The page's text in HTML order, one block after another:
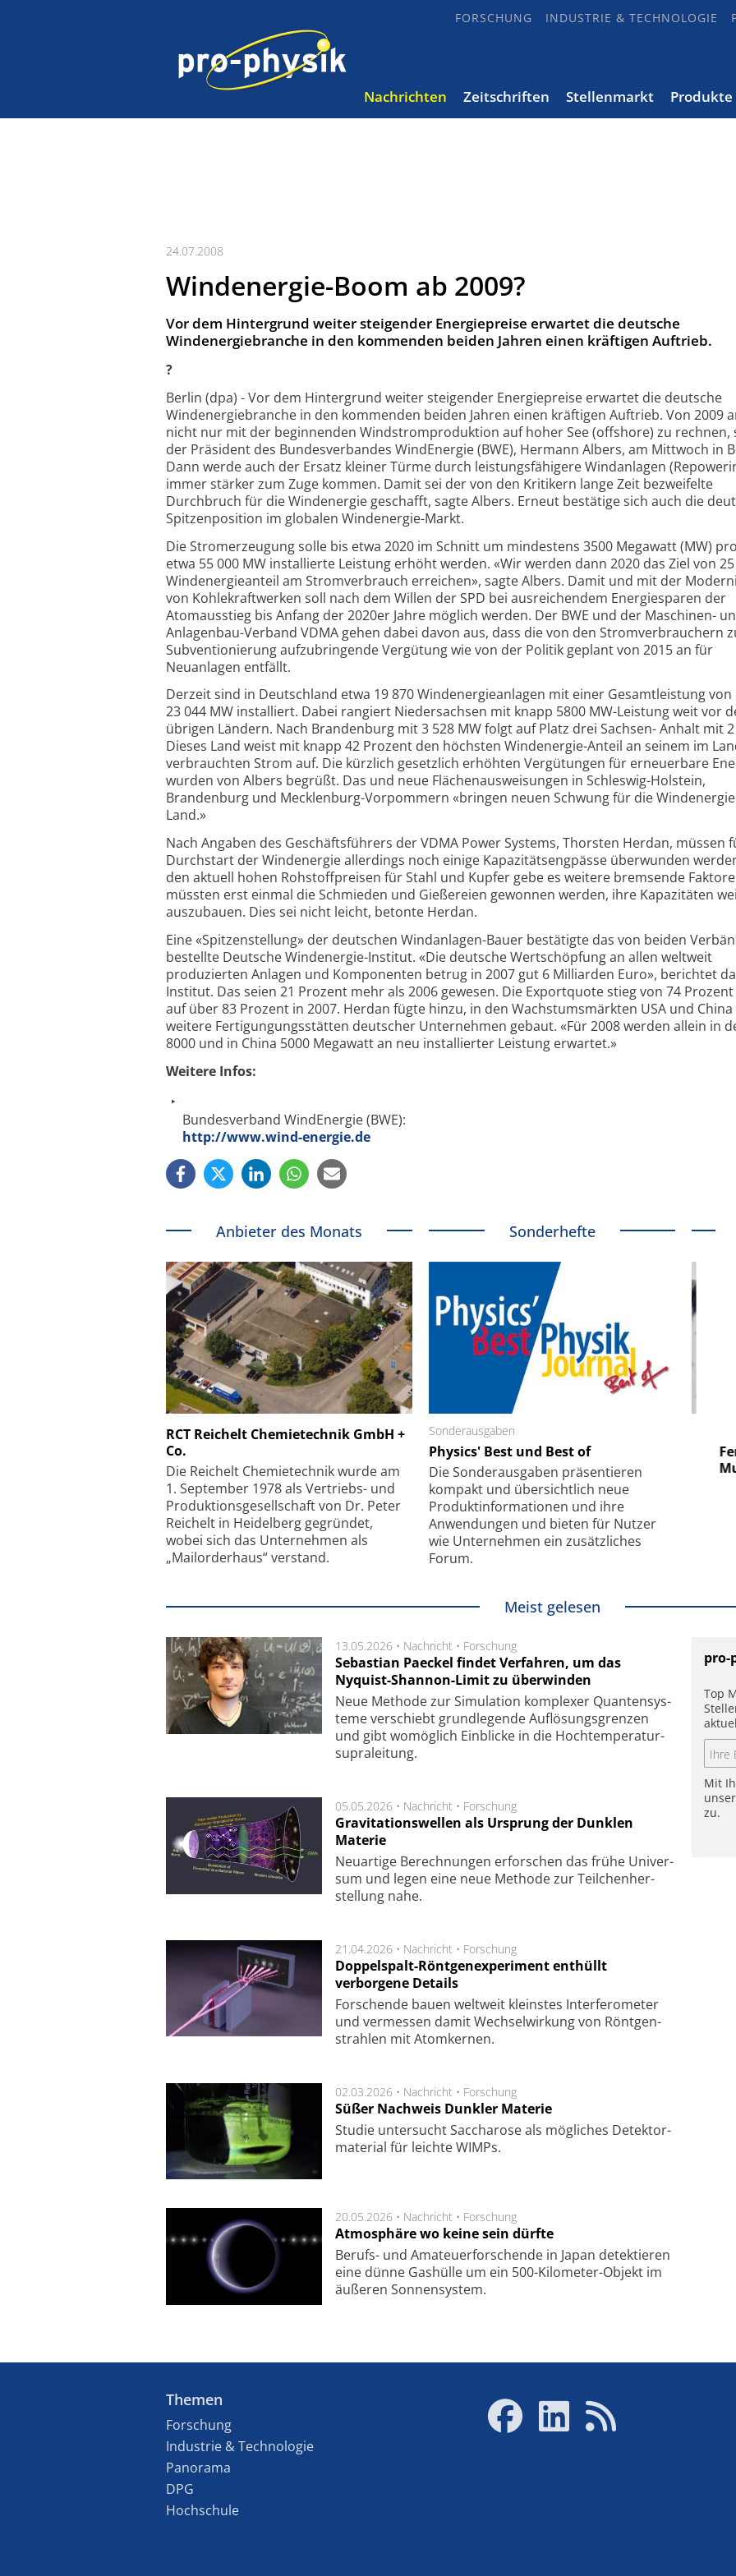
FORSCHUNG INDUSTRIE & TECHNOLOGIE
Nachrichten Zeitschriften Stellenmarkt Produkte
24.07.2008
Windenergie-Boom ab 2009?
Vor dem Hintergrund weiter steigender Energiepreise erwartet die deutsche
Windenergiebranche in den kommenden beiden Jahren einen kräftigen Auftrieb.
?
Berlin (dpa) - Vor dem Hintergrund weiter steigender Energiepreise erwartet die deutsche
Windenergiebranche in den kommenden beiden Jahren einen kräftigen Auftrieb. Von 2009
nicht nur mit der beginnenden Windstromproduktion auf hoher See (offshore) zu rechnen,
der Präsident des Bundesverbandes WindEnergie (BWE), Hermann Albers, am Mittwoch in
Dann werde auch der Ersatz kleiner Türme durch leistungsfähigere Windanlagen
immer stärker zum Zuge kommen. Damit sei der von den Kritikern lange Zeit bezweifelte
Durchbruch für die Windenergie geschafft, sagte Albers. Erneut bestätige sich auch die
Spitzenposition im globalen Windenergie-Markt.
Die Stromerzeugung solle bis etwa 2020 im Schnitt um mindestens 3500 Megawatt (MW)
etwa 55 000 MW installierte Leistung erhöht werden. «Wir werden dann 2020 das Ziel von
Windenergieanteil am Stromverbrauch erreichen», sagte Albers. Damit und mit der
von Kohlekraftwerken soll nach dem Willen der SPD bei ausreichendem Energiesparen der
Atomausstieg bis Anfang der 2020er Jahre möglich werden. Der BWE und der Maschinen-
Anlagenbau-Verband VDMA gehen dabei davon aus, dass die von den Stromverbrauchern
Subventionierung aufzubringende Vergütung wie von der Politik geplant von 2015 an für
Neuanlagen entfällt.
Derzeit sind in Deutschland etwa 19 870 Windenergieanlagen mit einer Gesamtleistung
23 044 MW installiert. Dabei rangiert Niedersachsen mit knapp 5800 MW-Leistung weit vor
übrigen Ländern. Nach Brandenburg mit 3 528 MW folgt auf Platz drei Sachsen- Anhalt mit 2
Dieses Land weist mit knapp 42 Prozent den höchsten Windenergie-Anteil an seinem im
verbrauchten Strom auf. Die kürzlich gesetzlich erhöhten Vergütungen für erneuerbare
wurden von Albers begrüßt. Das und neue Flächenausweisungen in Schleswig-Holstein,
Brandenburg und Mecklenburg-Vorpommern «bringen neuen Schwung für die
Land.»
Nach Angaben des Geschäftsführers der VDMA Power Systems, Thorsten Herdan, müssen
Durchstart der Windenergie allerdings noch einige Kapazitätsengpässe überwunden
den aktuell hohen Rohstoffpreisen für Stahl und Kupfer gebe es weitere bremsende
müssten erst einmal die Schmieden und Gießereien gewonnen werden, ihre Kapazitäten
auszubauen. Dies sei nicht leicht, betonte Herdan.
Eine «Spitzenstellung» der deutschen Windanlagen-Bauer bestätigte das von beiden
bestellte Deutsche Windenergie-Institut. «Die deutsche Wertschöpfung an allen weltweit
produzierten Anlagen und Komponenten betrug in 2007 gut 6 Milliarden Euro», berichtet
Institut. Das seien 21 Prozent mehr als 2006 gewesen. Die Exportquote stieg von 74
auf über 83 Prozent in 2007. Herdan fügte hinzu, in den Wachstumsmärkten USA und
weitere Fertigungungsstätten deutscher Unternehmen gebaut. «Für 2008 werden allein in
8000 und in China 5000 Megawatt an neu installierter Leistung erwartet.»
Weitere Infos:
Bundesverband WindEnergie (BWE):
http://www.wind-energie.de
Anbieter des Monats
RCT Reichelt Chemietechnik GmbH +
Co.
Die Reichelt Chemietechnik wurde am
1. September 1978 als Vertriebs- und
Produktionsgesellschaft von Dr. Peter
Reichelt in Heidelberg gegründet,
wobei sich das Unternehmen als
„Mailorderhaus“ verstand.
Sonderhefte
Sonderausgaben
Physics' Best und Best of
Die Sonder­ausgaben präsentieren
kompakt und übersichtlich neue
Produkt­informationen und ihre
Anwendungen und bieten für Nutzer
wie Unternehmen ein zusätzliches
Forum.
Schäfter + Kirchhoff GmbH
Feinfokussierungsmechanismus
Elektronenmikroskopie auf
kleinstem Raum
Meist gelesen
13.05.2026 • Nachricht • Forschung
Sebastian Paeckel findet Verfahren, um das
Nyquist-Shannon-Limit zu überwinden
Neue Methode zur Simu­la­tion kom­ple­xer Quan­ten­sys­
te­me ver­schiebt grund­le­gen­de Auf­lösungs­gren­zen
und gibt wo­mög­lich Ein­blicke in die Hoch­tempe­ra­tur­
supra­lei­tung.
05.05.2026 • Nachricht • Forschung
Gravitationswellen als Ursprung der Dunklen
Materie
Neu­artige Be­rech­nung­en er­for­schen das frü­he Uni­ver­
sum und legen eine neue Me­tho­de zur Teil­chen­her­
stel­lung nahe.
21.04.2026 • Nachricht • Forschung
Doppelspalt-Röntgenexperiment enthüllt
verborgene Details
For­schen­de bau­en welt­weit kleins­tes In­ter­fe­ro­me­ter
und ver­mes­sen da­mit Wech­sel­wir­kung von Rönt­gen­
strah­len mit Atom­ker­nen.
02.03.2026 • Nachricht • Forschung
Süßer Nachweis Dunkler Materie
Studie unter­sucht Saccha­ro­se als mög­li­ches De­tek­tor­
ma­te­rial für leich­te WIMPs.
20.05.2026 • Nachricht • Forschung
Atmosphäre wo keine sein dürfte
Berufs- und Ama­teuer­for­schen­de in Japan de­tek­tie­ren
eine dün­ne Gas­hül­le um ein 500-Kilo­meter-Objekt im
äu­ße­ren Son­nen­sys­tem.
pro-
Top
Mit
zu.
Themen
Forschung
Industrie & Technologie
Panorama
DPG
Hochschule